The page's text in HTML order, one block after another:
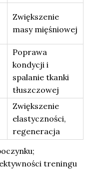
Zwiększenie
masy mięśniowej
Poprawa
kondycji i
spalanie tkanki
tłuszczowej
Zwiększenie
elastyczności,
regeneracja
treningu